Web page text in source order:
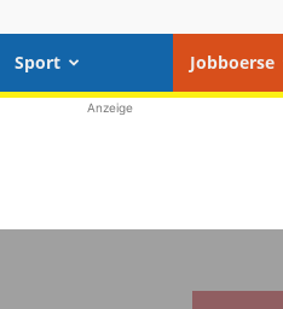
Sport Jobboerse
Anzeige